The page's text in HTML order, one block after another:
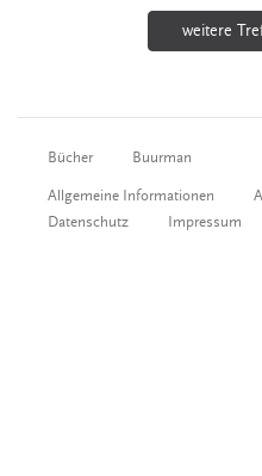
weitere
Bücher Buurman
Allgemeine Informationen
Datenschutz
Impressum